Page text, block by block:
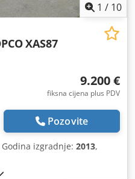
1 / 10
XAS87
9.200 €
fiksna cijena plus PDV
Pozovite
Godina izgradnje: 2013,